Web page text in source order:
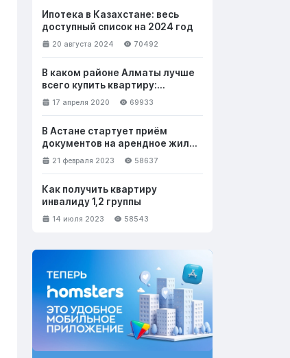
Ипотека в Казахстане: весь
доступный список на 2024 год
20 августа 2024 70492
В каком районе Алматы лучше
всего купить квартиру:
выбираем новостройку. Часть 1
17 апреля 2020 69933
В Астане стартует приём
документов на арендное жильё
с правом выкупа
21 февраля 2023 58637
Как получить квартиру
инвалиду 1,2 группы
14 июля 2023 58543